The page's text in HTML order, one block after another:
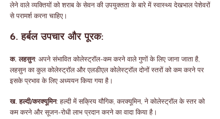
लेने वाले व्यक्तियों को शराब के सेवन की उपयुक्तता के बारे में स्वास्थ्य देखभाल पेशेवरों
से परामर्श करना चाहिए।
6. हर्बल उपचार और पूरक:
क. लहसुन: अपने संभावित कोलेस्ट्रॉल-कम करने वाले गुणों के लिए जाना जाता है,
लहसुन का कुल कोलेस्ट्रॉल और एलडीएल कोलेस्ट्रॉल दोनों स्तरों को कम करने पर
इसके प्रभाव के लिए अध्ययन किया गया है।
ख. हल्दी/करक्यूमिन: हल्दी में सक्रिय यौगिक, करक्यूमिन, ने कोलेस्ट्रॉल के स्तर को
कम करने और सूजन-रोधी लाभ प्रदान करने का वादा किया है।